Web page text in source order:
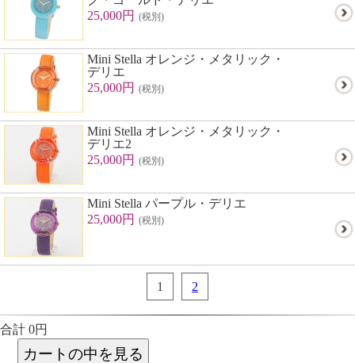
25,000円 (税別)
Mini Stella オレンジ・メタリック・
デリエ
25,000円 (税別)
Mini Stella オレンジ・メタリック・
デリエ2
25,000円 (税別)
Mini Stella パープル・デリエ
25,000円 (税別)
1 2
合計 0円